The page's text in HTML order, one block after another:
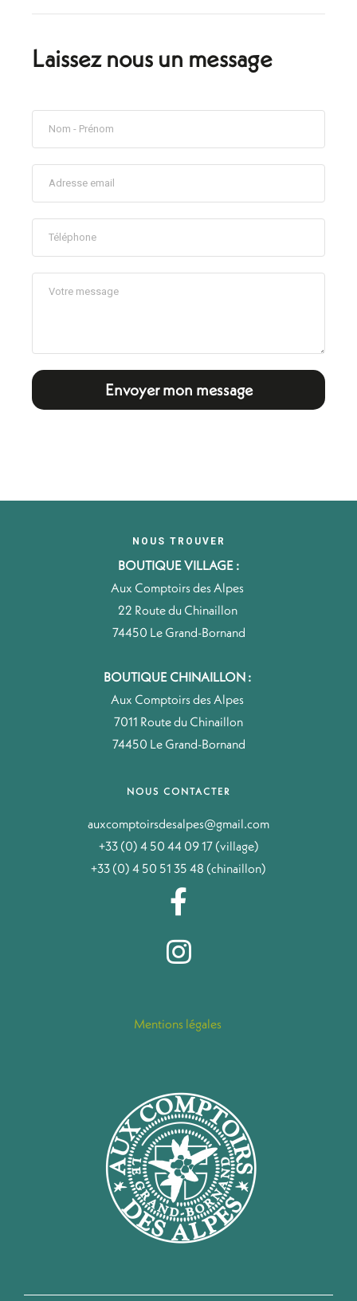
Laissez nous un message
Envoyer mon message
NOUS TROUVER
BOUTIQUE VILLAGE :
Aux Comptoirs des Alpes
22 Route du Chinaillon
74450 Le Grand-Bornand
BOUTIQUE CHINAILLON :
Aux Comptoirs des Alpes
7011 Route du Chinaillon
74450 Le Grand-Bornand
NOUS CONTACTER
auxcomptoirsdesalpes@gmail.com
+33 (0) 4 50 44 09 17 (village)
+33 (0) 4 50 51 35 48 (chinaillon)
Mentions légales